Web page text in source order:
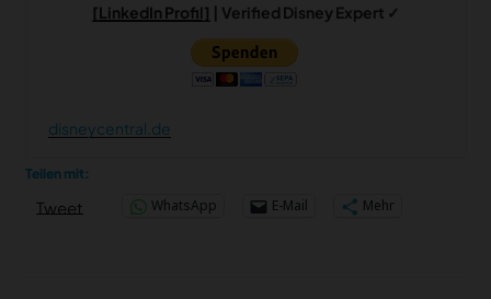
[LinkedIn Profil] | Verified Disney Expert ✓
disneycentral.de
Teilen mit:
Tweet WhatsApp E-Mail Mehr